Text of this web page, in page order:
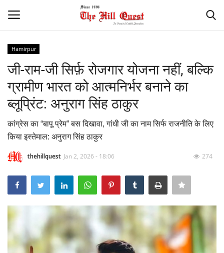
Home
Contact
National
Himachal
Sports
Gallery
Enquiry
Hamirpur
जी-राम-जी सिर्फ़ रोजगार योजना नहीं, बल्कि
ग्रामीण भारत को आत्मनिर्भर बनाने का
ब्लूप्रिंट: अनुराग सिंह ठाकुर
कांग्रेस का “बापू प्रेम” बस दिखावा, गांधी जी का नाम सिर्फ राजनीति के लिए
किया इस्तेमाल: अनुराग सिंह ठाकुर
thehillquest Jan 2, 2026 - 18:06 274